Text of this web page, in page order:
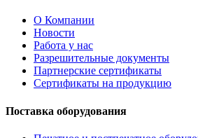
О Компании
Новости
Работа у нас
Разрешительные документы
Партнерские сертификаты
Сертификаты на продукцию
Поставка оборудования